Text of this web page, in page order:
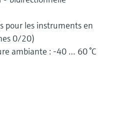
pour les instruments en
0/20)
ambiante : -40 … 60 °C